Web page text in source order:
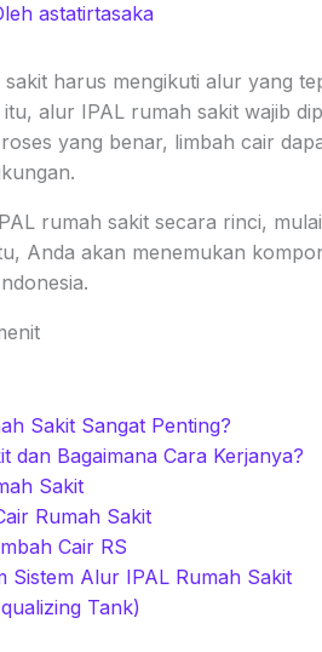
astatirtasaka
harus mengikuti alur yang
alur IPAL rumah sakit wajib
yang benar, limbah cair
rumah sakit secara rinci,
Anda akan menemukan
Sakit Sangat Penting?
dan Bagaimana Cara Kerjanya?
Sakit
Rumah Sakit
Cair RS
Sistem Alur IPAL Rumah Sakit
Tank)